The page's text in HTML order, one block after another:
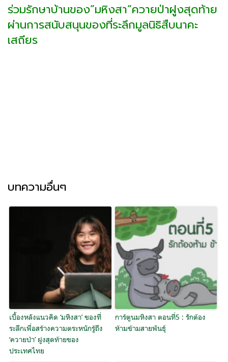
ร่วมรักษาบ้านของ”มหิงสา”ควายป่าฝูงสุดท้าย
ผ่านการสนับสนุนของที่ระลึกมูลนิธิสืบนาคะ
เสถียร
บทความอื่นๆ
เบื้องหลังแนวคิด ‘มหิงสา’ ของที่
ระลึกเพื่อสร้างความตระหนักรู้ถึง
‘ควายป่า’ ฝูงสุดท้ายของ
ประเทศไทย
การ์ตูนมหิงสา ตอนที่5 : รักต้อง
ห้ามข้ามสายพันธุ์